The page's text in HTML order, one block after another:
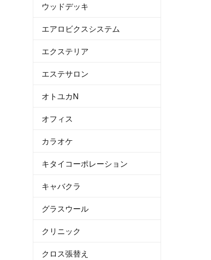
ウッドデッキ
エアロビクスシステム
エクステリア
エステサロン
オトユカN
オフィス
カラオケ
キタイコーポレーション
キャバクラ
グラスウール
クリニック
クロス張替え